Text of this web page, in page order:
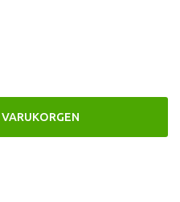
VARUKORGEN